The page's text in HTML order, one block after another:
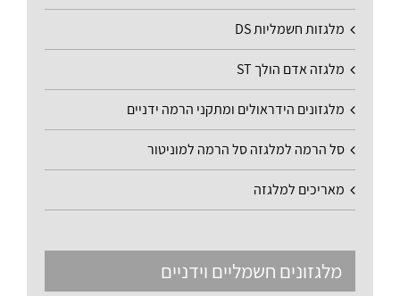
מלגזות חשמליות DS
מלגזה אדם הולך ST
מלגזונים הידראולים ומתקני הרמה ידניים
סל הרמה למלגזה סל הרמה למוניטור
מאריכים למלגזה
מלגזונים חשמליים וידניים